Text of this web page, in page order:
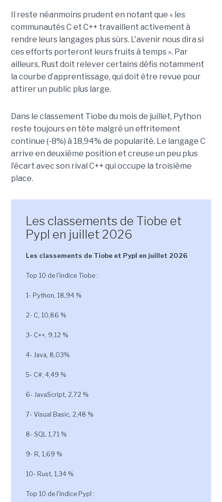
Il reste néanmoins prudent en notant que « les
communautés C et C++ travaillent activement à
rendre leurs langages plus sûrs. L'avenir nous dira si
ces efforts porteront leurs fruits à temps ». Par
ailleurs, Rust doit relever certains défis notamment
la courbe d’apprentissage, qui doit être revue pour
attirer un public plus large.
Dans le classement Tiobe du mois de juillet, Python
reste toujours en tête malgré un effritement
continue (-8%) à 18,94% de popularité. Le langage C
arrive en deuxième position et creuse un peu plus
l’écart avec son rival C++ qui occupe la troisième
place.
Les classements de Tiobe et
Pypl en juillet 2026
Les classements de Tiobe et Pypl en juillet 2026
Top 10 de l'indice Tiobe :
1- Python, 18,94 %
2- C, 10,86 %
3- C++, 9,12 %
4- Java, 8,03%
5- C#, 4,49 %
6- JavaScript, 2,72 %
7- Visual Basic, 2,48 %
8- SQL 1,71 %
9- R, 1,69 %
10- Rust, 1,34 %
Top 10 de l'indice Pypl :